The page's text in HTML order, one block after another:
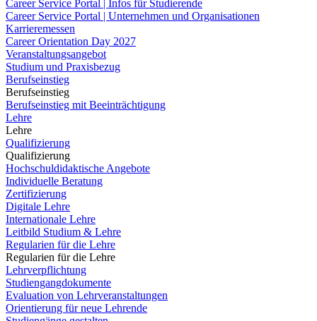
Career Service Portal | Infos für Studierende
Career Service Portal | Unternehmen und Organisationen
Karrieremessen
Career Orientation Day 2027
Veranstaltungsangebot
Studium und Praxisbezug
Berufseinstieg
Berufseinstieg
Berufseinstieg mit Beeinträchtigung
Lehre
Lehre
Qualifizierung
Qualifizierung
Hochschuldidaktische Angebote
Individuelle Beratung
Zertifizierung
Digitale Lehre
Internationale Lehre
Leitbild Studium & Lehre
Regularien für die Lehre
Regularien für die Lehre
Lehrverpflichtung
Studiengangdokumente
Evaluation von Lehrveranstaltungen
Orientierung für neue Lehrende